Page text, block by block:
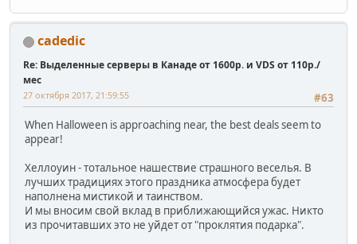
cadedic
Re: Выделенные серверы в Канаде от 1600р. и VDS от 110р./
мес
#63
27 октября 2017, 21:59:55
When Halloween is approaching near, the best deals seem to
appear!
Хеллоуин - тотальное нашествие страшного веселья. В
лучших традициях этого праздника атмосфера будет
наполнена мистикой и таинством.
И мы вносим свой вклад в приближающийся ужас. Никто
из прочитавших это не уйдет от "проклятия подарка".